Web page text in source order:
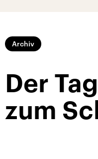
Archiv
Der
zum